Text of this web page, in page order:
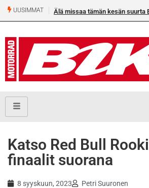
UUSIMMAT Älä missaa tämän kesän suurta
Katso Red Bull
finaalit suorana
8 syyskuun, 2023 Petri Suuronen